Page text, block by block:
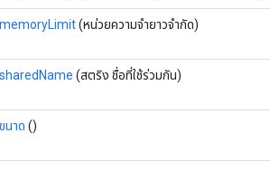
memoryLimit(หน่วยความจำยาวจำกัด)
sharedName (สตริง ชื่อที่ใช้ร่วมกัน)
ขนาด ()